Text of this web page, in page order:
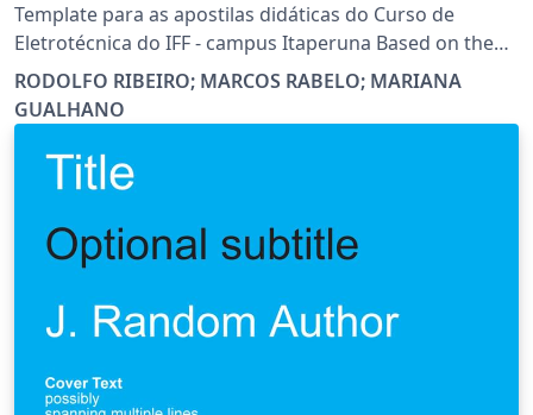
Template para as apostilas didáticas do Curso de
Eletrotécnica do IFF - campus Itaperuna Based on the
Legrand Orange Book template
RODOLFO RIBEIRO; MARCOS RABELO; MARIANA
GUALHANO